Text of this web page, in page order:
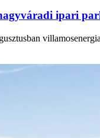
ipari